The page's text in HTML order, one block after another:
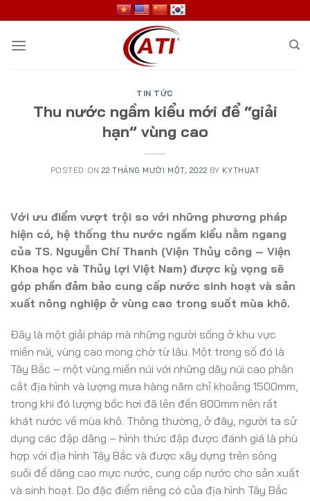
to
content
TIN TỨC
Thu nước ngầm kiểu mới để “giải
hạn” vùng cao
POSTED ON22 THÁNG MƯỜI MỘT, 2022 BY KYTHUAT
Với ưu điểm vượt trội so với những phương pháp
hiện có, hệ thống thu nước ngầm kiểu nằm ngang
của TS. Nguyễn Chí Thanh (Viện Thủy công – Viện
Khoa học và Thủy lợi Việt Nam) được kỳ vọng sẽ
góp phần đảm bảo cung cấp nước sinh hoạt và sản
xuất nông nghiệp ở vùng cao trong suốt mùa khô.
Đây là một giải pháp mà những người sống ở khu vực
miền núi, vùng cao mong chờ từ lâu. Một trong số đó là
Tây Bắc – một vùng miền núi với những dãy núi cao phân
cắt địa hình và lượng mưa hàng năm chỉ khoảng 1500mm,
trong khi đó lượng bốc hơi đã lên đến 800mm nên rất
khát nước về mùa khô. Thông thường, ở đây, người ta sử
dụng các đập dâng – hình thức đập được đánh giá là phù
hợp với địa hình Tây Bắc và được xây dựng trên sông
suối để dâng cao mực nước, cung cấp nước cho sản xuất
và sinh hoạt. Do đặc điểm riêng có của địa hình Tây Bắc